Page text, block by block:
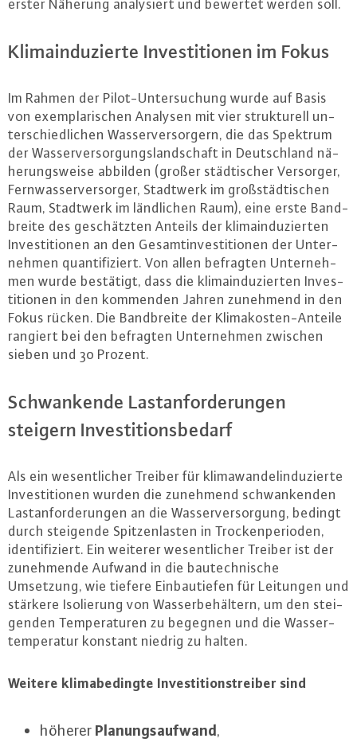
erster Näherung ana­ly­siert und bewertet werden soll.
Kli­ma­in­du­zier­te In­ves­ti­tio­nen im Fokus
Im Rahmen der Pi­lot-Un­ter­su­chung wurde auf Basis
von ex­em­pla­ri­schen Analysen mit vier struk­tu­rell un­
ter­schied­li­chen Was­ser­ver­sor­gern, die das Spektrum
der Was­ser­ver­sor­gungs­land­schaft in Deutsch­land nä­
he­rungs­wei­se abbilden (großer städ­ti­scher Versorger,
Fern­was­ser­ver­sor­ger, Stadtwerk im groß­städ­ti­schen
Raum, Stadtwerk im länd­li­chen Raum), eine erste Band­
brei­te des ge­schätz­ten Anteils der kli­ma­in­du­zier­ten
In­ves­ti­tio­nen an den Ge­samt­in­ves­ti­tio­nen der Un­ter­
neh­men quan­ti­fi­ziert. Von allen befragten Un­ter­neh­
men wurde bestätigt, dass die kli­ma­in­du­zier­ten In­ves­
ti­tio­nen in den kommenden Jahren zunehmend in den
Fokus rücken. Die Band­brei­te der Kli­ma­kos­ten-An­tei­le
rangiert bei den befragten Un­ter­neh­men zwischen
sieben und 30 Prozent.
Schwan­ken­de Last­an­for­de­run­gen
steigern In­ves­ti­ti­ons­be­darf
Als ein we­sent­li­cher Treiber für kli­ma­wan­del­in­du­zier­te
In­ves­ti­tio­nen wurden die zunehmend schwan­ken­den
Last­an­for­de­run­gen an die Was­ser­ver­sor­gung, bedingt
durch steigende Spit­zen­las­ten in Tro­cken­pe­ri­oden,
iden­ti­fi­ziert. Ein weiterer we­sent­li­cher Treiber ist der
zu­neh­men­de Aufwand in die bau­tech­ni­sche
Umsetzung, wie tiefere Ein­bau­tie­fen für Leitungen und
stärkere Iso­lie­rung von Was­ser­be­häl­tern, um den stei­
gen­den Tem­pe­ra­tu­ren zu begegnen und die Was­ser­
tem­pe­ra­tur konstant niedrig zu halten.
Weitere kli­ma­be­ding­te In­ves­ti­ti­ons­trei­ber sind
höherer Pla­nungs­auf­wand,